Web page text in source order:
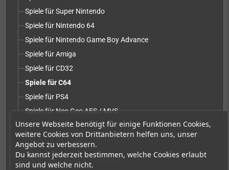
Unsere Webseite benötigt für einige Funktionen Cookies,
weitere Cookies von Drittanbietern helfen uns, unser
Angebot zu verbessern.
Du kannst jederzeit bestimmen, welche Cookies erlaubt
sind und welche nicht.
Spiele für Super Nintendo
Spiele für Nintendo 64
Spiele für Nintendo Game Boy Advance
Spiele für Amiga
Spiele für CD32
Spiele für C64
Spiele für PS4
Spiele für Neo Geo AES / MVS
Spiele für PS5
Spiele für PC Engine / TurboGrafx-16
Reparaturen, Mods & Ersatzteile